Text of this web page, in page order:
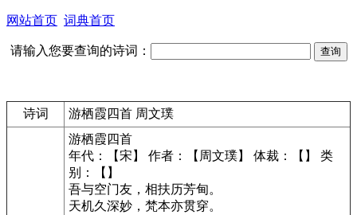
网站首页 词典首页
请输入您要查询的诗词：
诗词 游栖霞四首 周文璞
游栖霞四首
年代：【宋】 作者：【周文璞】 体裁：【】 类
别：【】
吾与空门友，相扶历芳甸。
天机久深妙，梵本亦贯穿。